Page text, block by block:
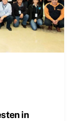
in